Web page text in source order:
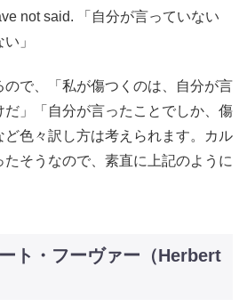
not said. 「自分が言っていない
」
ので、「私が傷つくのは、自分が言
だ」「自分が言ったことでしか、傷
色々訳し方は考えられます。カル
たそうなので、素直に上記のように
ト・フーヴァー（Herbert